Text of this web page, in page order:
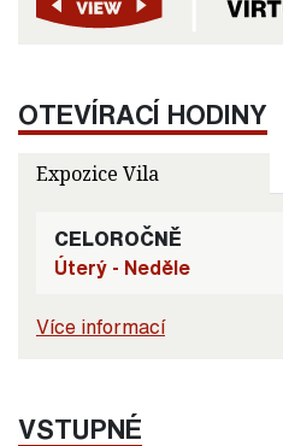
OTEVÍRACÍ HODINY
Expozice Vila
CELOROČNĚ
Úterý - Neděle
Více informací
VSTUPNÉ